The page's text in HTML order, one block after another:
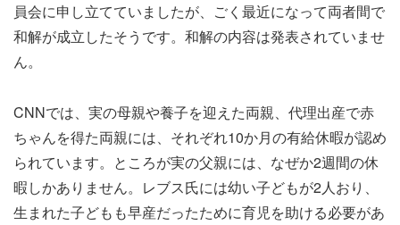
員会に申し立てていましたが、ごく最近になって両者間で
和解が成立したそうです。和解の内容は発表されていませ
ん。
CNNでは、実の母親や養子を迎えた両親、代理出産で赤
ちゃんを得た両親には、それぞれ10か月の有給休暇が認め
られています。ところが実の父親には、なぜか2週間の休
暇しかありません。レブス氏には幼い子どもが2人おり、
生まれた子どもも早産だったために育児を助ける必要があ